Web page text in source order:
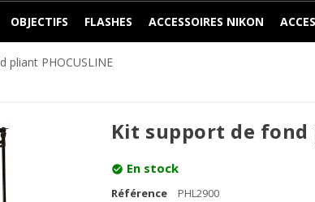
OBJECTIFS FLASHES ACCESSOIRES NIKON
pliant PHOCUSLINE
Kit support de fond
check_circle En stock
Référence PHL2900